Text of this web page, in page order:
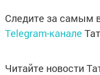
Следите за самым
Telegram-канале
Читайте новости